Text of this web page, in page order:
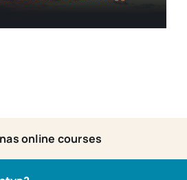
online courses